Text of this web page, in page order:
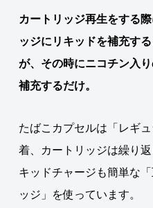
カートリッジ再生をする
ッジに リキッドを補充す
が、その時にニコチン入
補充するだけ。
たばこカプセルは「レギ
着、カートリッジは繰り
キッドチャージも簡単な
ッジ」を使っています。